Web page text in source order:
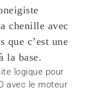
chenille avec
que c’est une
la base.
logique pour
avec le moteur